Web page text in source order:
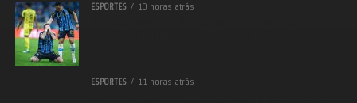
ESPORTES 10 horas atrás
ESPORTES 11 horas atrás